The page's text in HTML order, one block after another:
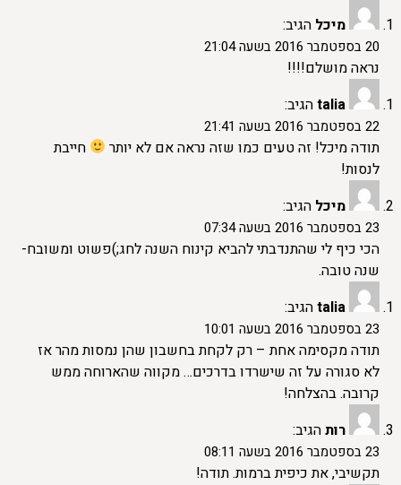
מיכל הגיב:
20 בספטמבר 2016 בשעה 21:04
נראה מושלם!!!!
taliaהגיב:
22 בספטמבר 2016 בשעה 21:41
תודה מיכל! זה טעים כמו שזה נראה אם לא יותר
חייבת
לנסות!
מיכל הגיב:
23 בספטמבר 2016 בשעה 07:34
הכי כיף לי שהתנדבתי להביא קינוח השנה לחג;)פשוט ומשובח-
שנה טובה.
taliaהגיב:
23 בספטמבר 2016 בשעה 10:01
תודה מקסימה אחת – רק לקחת בחשבון שהן נמסות מהר אז
לא סגורה על זה שישרדו בדרכים… מקווה שהארוחה ממש
קרובה. בהצלחה!
רותהגיב:
23 בספטמבר 2016 בשעה 08:11
תקשיבי, את כיפית ברמות. תודה!